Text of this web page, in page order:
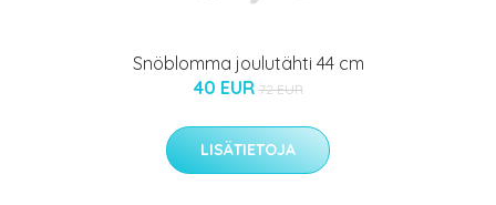
Snöblomma joulutähti 44 cm
40 EUR 72 EUR
LISÄTIETOJA